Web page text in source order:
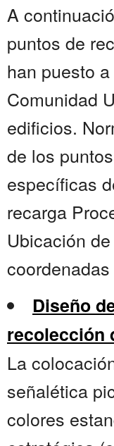
A
puntos de
han puesto
Comunidad
edificios.
de los
específicas
recarga
Ubicación
Diseño
recolección
La
señalética
colores